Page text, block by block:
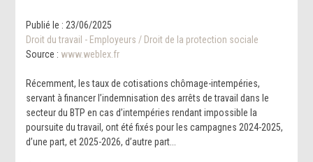
Publié le : 23/06/2025
Droit du travail - Employeurs / Droit de la protection sociale
Source : www.weblex.fr
Récemment, les taux de cotisations chômage-intempéries,
servant à financer l’indemnisation des arrêts de travail dans le
secteur du BTP en cas d’intempéries rendant impossible la
poursuite du travail, ont été fixés pour les campagnes 2024-2025,
d’une part, et 2025-2026, d’autre part...